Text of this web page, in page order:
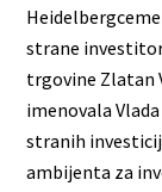
strane
trgovine Zlatan
imenovala
stranih
ambijenta za